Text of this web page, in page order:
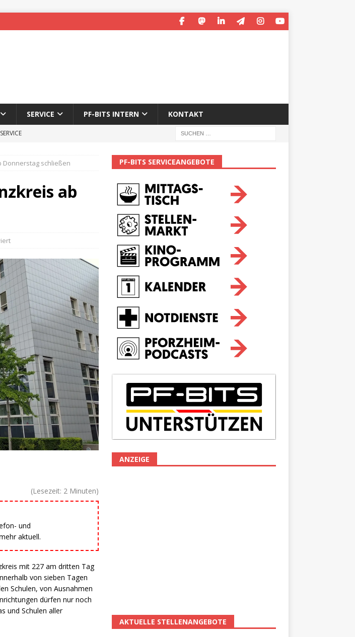
SERVICE PF-BITS INTERN KONTAKT
SERVICE
lebt nicht mehr
Donnerstag schließen
ab
(Lesezeit: 2 Minuten)
und
aktuell.
mit 227 am dritten Tag
von sieben Tagen
Schulen, von Ausnahmen
dürfen nur noch
und Schulen aller
PF-BITS SERVICEANGEBOTE
ANZEIGE
AKTUELLE STELLENANGEBOTE